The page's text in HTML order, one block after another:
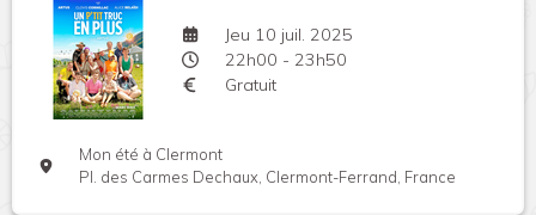
Jeu 10 juil. 2025
22h00 - 23h50
Gratuit
Mon été à Clermont
Pl. des Carmes Dechaux, Clermont-Ferrand, France